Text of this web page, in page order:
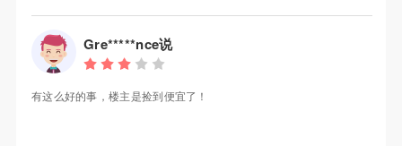
Gre*****nce说
有这么好的事，楼主是捡到便宜了！